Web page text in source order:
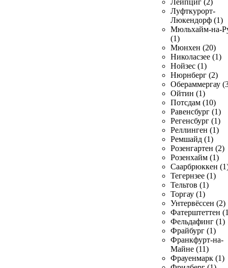
Лейпциг (2)
Луфткурорт-
Люкендорф (1)
Мюльхайм-на-
(1)
Мюнхен (20)
Николасзее (1)
Нойзес (1)
Нюрнберг (2)
Обераммергау
Ойтин (1)
Потсдам (10)
Равенсбург (1)
Регенсбург (1)
Реллинген (1)
Ремшайд (1)
Розенгартен (2)
Розенхайм (1)
Саарбрюккен
Тегернзее (1)
Тельтов (1)
Торгау (1)
Унтервёссен (2)
Фатерштеттен
Фельдафинг (1)
Фрайбург (1)
Франкфурт-на-
Майне (11)
Фрауенмарк (1)